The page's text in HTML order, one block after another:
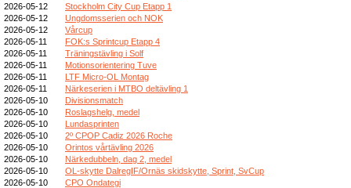
2026-05-12
Stockholm City Cup Etapp 1
2026-05-12
Ungdomsserien och NOK
2026-05-12
Vårcup
2026-05-11
FOK:s Sprintcup Etapp 4
2026-05-11
Träningstävling i Solf
2026-05-11
Motionsorientering Tuve
2026-05-11
LTF Micro-OL Montag
2026-05-11
Närkeserien i MTBO deltävling 1
2026-05-10
Divisionsmatch
2026-05-10
Roslagshelg, medel
2026-05-10
Lundasprinten
2026-05-10
2º CPOP Cadiz 2026 Roche
2026-05-10
Orintos vårtävling 2026
2026-05-10
Närkedubbeln, dag 2, medel
2026-05-10
OL-skytte DalregIF/Ornäs skidskytte, Sprint, SvCup
2026-05-10
CPO Ondategi